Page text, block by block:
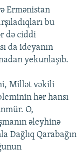
Ermənistan
bu
də ciddi
da ideyanın
yekunlaşıb.
Millət vəkili
hər hansı
O,
əleyhinə
Dağlıq Qarabağın